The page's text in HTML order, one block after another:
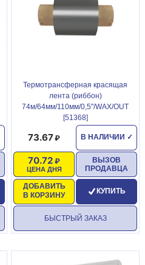
Термотрансферная красящая
лента (риббон)
74м/64мм/110мм/0,5"/WAX/OUT
[51368]
В НАЛИЧИИ ✓
73.67
ЦЕНА ДНЯ
70.72
ДОБАВИТЬ
В КОРЗИНУ
ВЫЗОВ
ПРОДАВЦА
КУПИТЬ
БЫСТРЫЙ ЗАКАЗ